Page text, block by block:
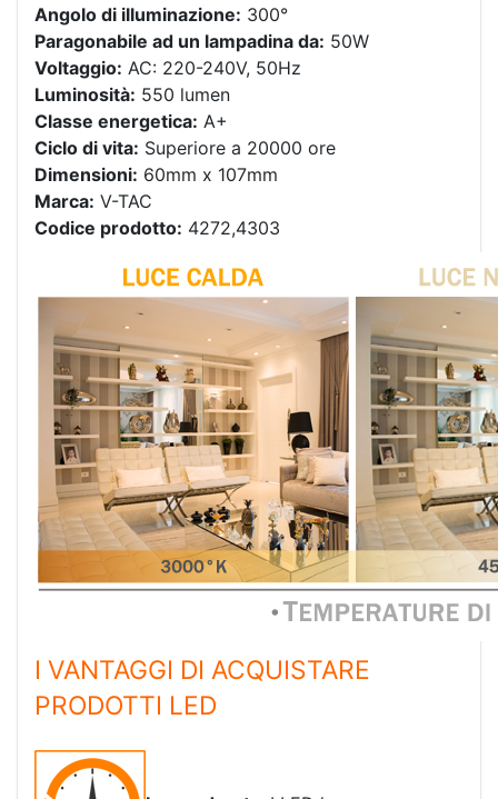
Angolo di illuminazione: 300°
Paragonabile ad un lampadina da: 50W
Voltaggio: AC: 220-240V, 50Hz
Luminosità: 550 lumen
Classe energetica: A+
Ciclo di vita: Superiore a 20000 ore
Dimensioni: 60mm x 107mm
Marca: V-TAC
Codice prodotto: 4272,4303
I VANTAGGI DI ACQUISTARE
PRODOTTI LED